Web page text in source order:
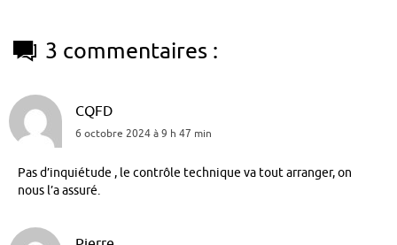
3 commentaires :
CQFD
6 octobre 2024 à 9 h 47 min
Pas d’inquiétude , le contrôle technique va tout arranger, on
nous l’a assuré.